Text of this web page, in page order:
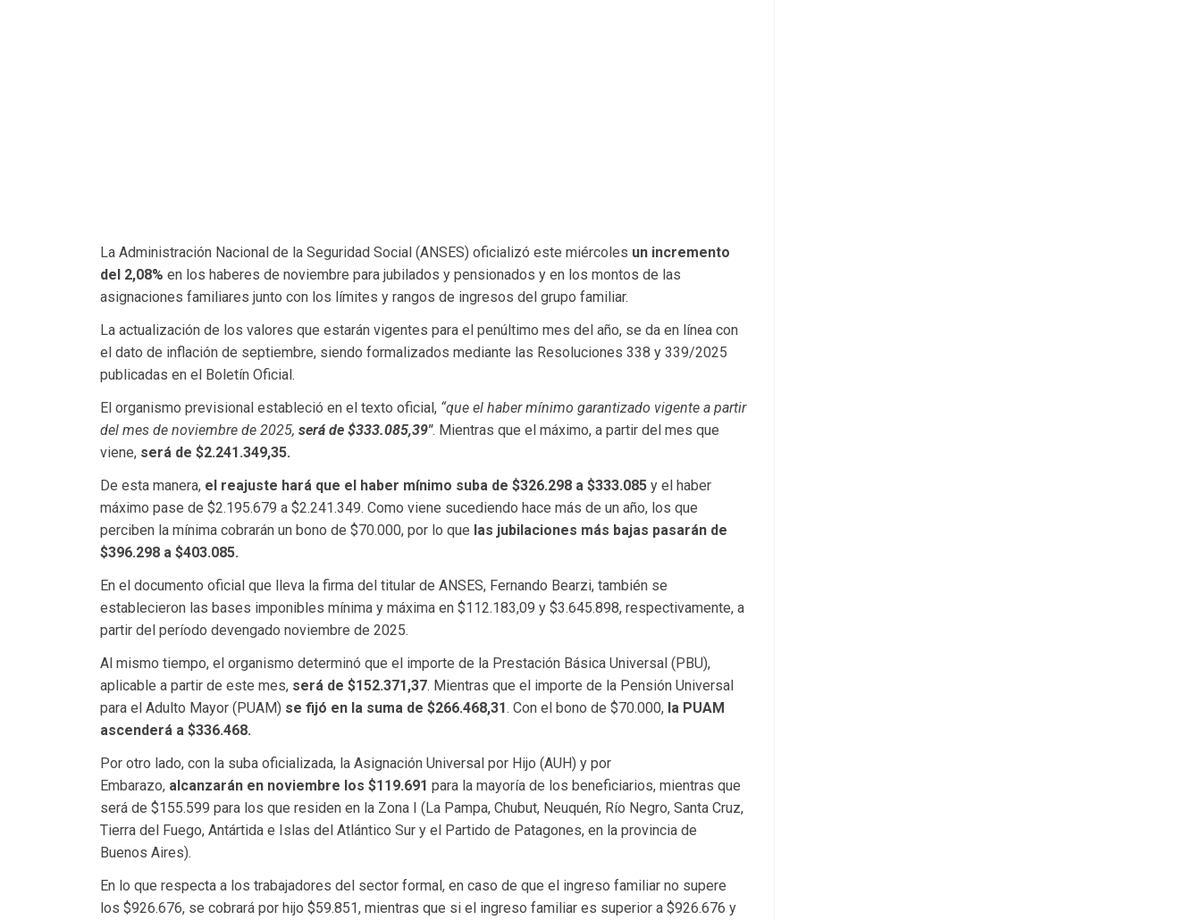
La Administración Nacional de la Seguridad Social (ANSES) oficializó este miércoles un incremento
del 2,08% en los haberes de noviembre para jubilados y pensionados y en los montos de las
asignaciones familiares junto con los límites y rangos de ingresos del grupo familiar.
La actualización de los valores que estarán vigentes para el penúltimo mes del año, se da en línea con
el dato de inflación de septiembre, siendo formalizados mediante las Resoluciones 338 y 339/2025
publicadas en el Boletín Oficial.
El organismo previsional estableció en el texto oficial, “que el haber mínimo garantizado vigente a partir
del mes de noviembre de 2025, será de $333.085,39″. Mientras que el máximo, a partir del mes que
viene, será de $2.241.349,35.
De esta manera, el reajuste hará que el haber mínimo suba de $326.298 a $333.085 y el haber
máximo pase de $2.195.679 a $2.241.349. Como viene sucediendo hace más de un año, los que
perciben la mínima cobrarán un bono de $70.000, por lo que las jubilaciones más bajas pasarán de
$396.298 a $403.085.
En el documento oficial que lleva la firma del titular de ANSES, Fernando Bearzi, también se
establecieron las bases imponibles mínima y máxima en $112.183,09 y $3.645.898, respectivamente, a
partir del período devengado noviembre de 2025.
Al mismo tiempo, el organismo determinó que el importe de la Prestación Básica Universal (PBU),
aplicable a partir de este mes, será de $152.371,37. Mientras que el importe de la Pensión Universal
para el Adulto Mayor (PUAM) se fijó en la suma de $266.468,31. Con el bono de $70.000, la PUAM
ascenderá a $336.468.
Por otro lado, con la suba oficializada, la Asignación Universal por Hijo (AUH) y por
Embarazo, alcanzarán en noviembre los $119.691 para la mayoría de los beneficiarios, mientras que
será de $155.599 para los que residen en la Zona I (La Pampa, Chubut, Neuquén, Río Negro, Santa Cruz,
Tierra del Fuego, Antártida e Islas del Atlántico Sur y el Partido de Patagones, en la provincia de
Buenos Aires).
En lo que respecta a los trabajadores del sector formal, en caso de que el ingreso familiar no supere
los $926.676, se cobrará por hijo $59.851, mientras que si el ingreso familiar es superior a $926.676 y